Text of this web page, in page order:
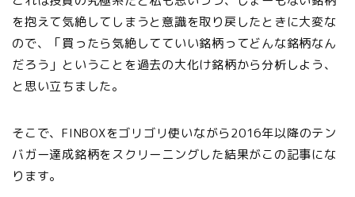
を抱えて気絶してしまうと意識を取り戻したときに大変な
ので、「買ったら気絶してていい銘柄ってどんな銘柄なん
だろう」ということを過去の大化け銘柄から分析しよう、
と思い立ちました。
そこで、FINBOXをゴリゴリ使いながら2016年以降のテン
バガー達成銘柄をスクリーニングした結果がこの記事にな
ります。